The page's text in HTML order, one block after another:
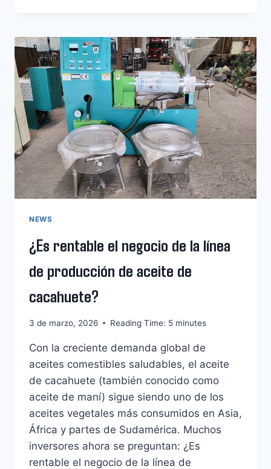
LA
PRENSA
DE
ACEITE
TORNILLO
DE
COCO
NEWS
¿Es rentable el negocio de la línea
de producción de aceite de
cacahuete?
3 de marzo, 2026 Reading Time: 5 minutes
Con la creciente demanda global de
aceites comestibles saludables, el aceite
de cacahuete (también conocido como
aceite de maní) sigue siendo uno de los
aceites vegetales más consumidos en Asia,
África y partes de Sudamérica. Muchos
inversores ahora se preguntan: ¿Es
rentable el negocio de la línea de